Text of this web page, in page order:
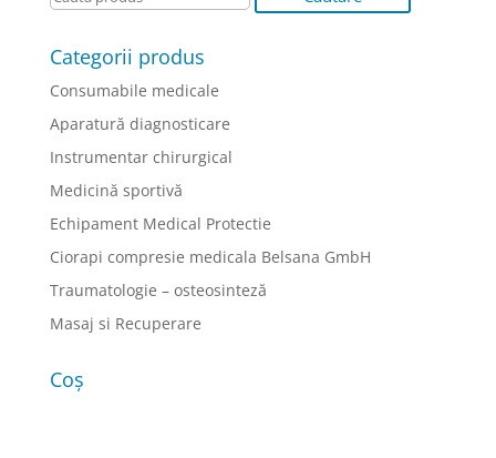
Categorii produs
Consumabile medicale
Aparatură diagnosticare
Instrumentar chirurgical
Medicină sportivă
Echipament Medical Protectie
Ciorapi compresie medicala Belsana GmbH
Traumatologie – osteosinteză
Masaj si Recuperare
Coș